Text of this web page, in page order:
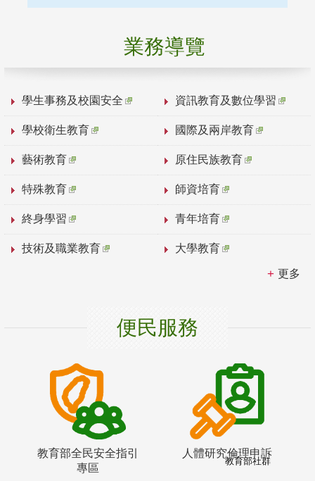
業務導覽
學生事務及校園安全 資訊教育及數位學習
學校衛生教育 國際及兩岸教育
藝術教育 原住民族教育
特殊教育 師資培育
終身學習 青年培育
技術及職業教育 大學教育
更多
便民服務
教育部全民安全指引
專區
人體研究倫理申訴
教育部社群